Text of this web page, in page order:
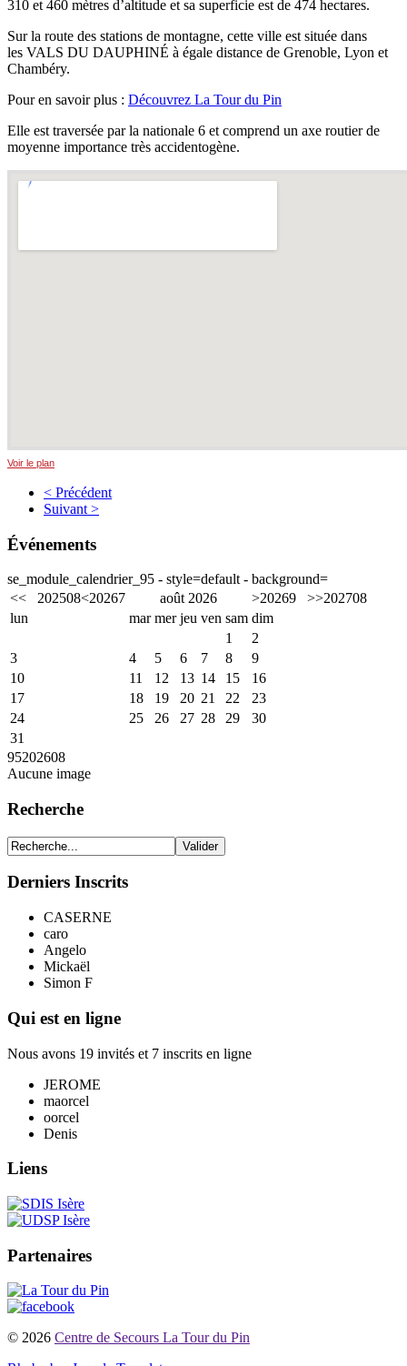
310 et 460 mètres d’altitude et sa superficie est de 474 hectares.
Sur la route des stations de montagne, cette ville est située dans
les VALS DU DAUPHINÉ à égale distance de Grenoble, Lyon et
Chambéry.
Pour en savoir plus : Découvrez La Tour du Pin
Elle est traversée par la nationale 6 et comprend un axe routier de
moyenne importance très accidentogène.
Voir le plan
< Précédent
Suivant >
Événements
se_module_calendrier_95 - style=default - background=
<< 202508<20267 août 2026 >20269 >>202708
lun
mar mer jeu ven sam dim
1
2
3
4 5 6 7 8
9
10
11 12 13 14 15
16
17
18 19 20 21 22
23
24
25 26 27 28 29
30
31
95202608
Aucune image
Recherche
Derniers Inscrits
CASERNE
caro
Angelo
Mickaël
Simon F
Qui est en ligne
Nous avons 19 invités et 7 inscrits en ligne
JEROME
maorcel
oorcel
Denis
Liens
Partenaires
© 2026 Centre de Secours La Tour du Pin